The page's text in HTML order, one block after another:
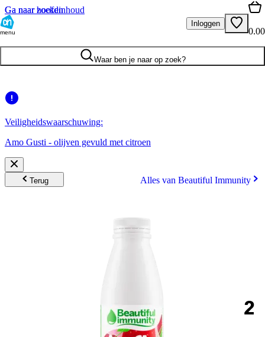
Ga naar hoofdinhoud
Ga naar zoeken
menu
Inloggen
0.00
Waar ben je naar op zoek?
Veiligheidswaarschuwing:
Amo Gusti - olijven gevuld met citroen
Terug Alles van Beautiful Immunity
2